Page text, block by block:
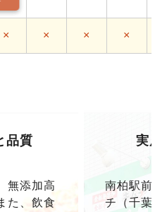
× × × ×
品質
無添加高
た、飲食
実店
南柏駅前
チ（千葉